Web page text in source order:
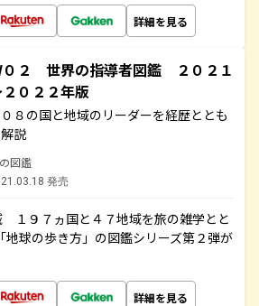
詳細を見る
０２ 世界の指導者図鑑 ２０２１
０２２年版
０８の国と地域のリーダーを経歴ととも
説
図鑑
発売
１９７ヵ国と４７地域を旅の雑学とと
地球の歩き方」の図鑑シリーズ第２弾が
詳細を見る